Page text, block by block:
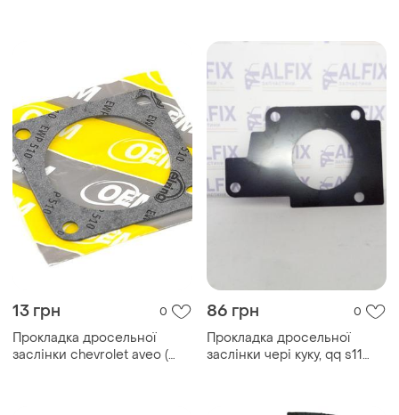
13 грн 0
Прокладка дросельної
заслінки chevrolet aveo (
86 грн 0
Прокладка дросельної
заслінки чері куку, qq s11